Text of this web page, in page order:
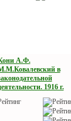
А.Ф.
в
1916 г.